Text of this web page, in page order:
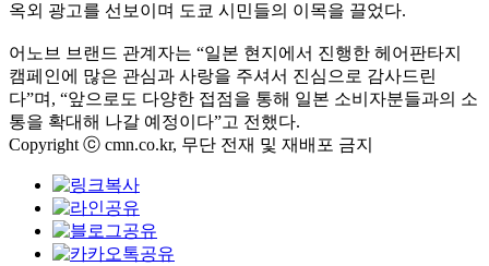
옥외 광고를 선보이며 도쿄 시민들의 이목을 끌었다.
어노브 브랜드 관계자는 “일본 현지에서 진행한 헤어판타지
캠페인에 많은 관심과 사랑을 주셔서 진심으로 감사드린
다”며, “앞으로도 다양한 접점을 통해 일본 소비자분들과의 소
통을 확대해 나갈 예정이다”고 전했다.
Copyright ⓒ cmn.co.kr, 무단 전재 및 재배포 금지